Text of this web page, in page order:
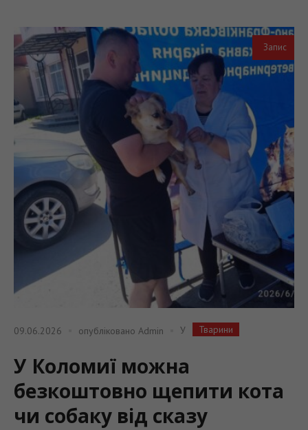
Запис
09.06.2026 опубліковано Admin У Тварини
У Коломиї можна
безкоштовно щепити кота
чи собаку від сказу